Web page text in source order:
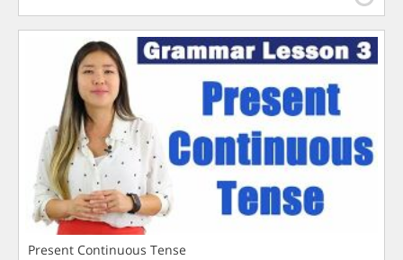
Present Continuous Tense